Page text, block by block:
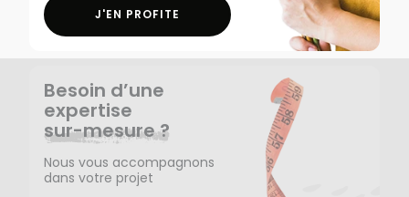
J'EN PROFITE
Besoin d’une
expertise
sur-mesure ?
Nous vous accompagnons
dans votre projet